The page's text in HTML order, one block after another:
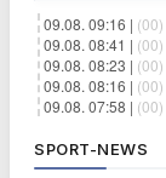
09.08. 09:16 | (00)
09.08. 08:41 | (00)
09.08. 08:23 | (00)
09.08. 08:16 | (00)
09.08. 07:58 | (00)
SPORT-NEWS